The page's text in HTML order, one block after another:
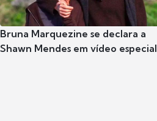
Bruna Marquezine se declara a
Shawn Mendes em vídeo especial